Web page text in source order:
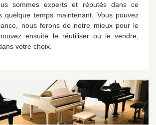
sommes experts et réputés dans ce
quelque temps maintenant. Vous pouvez
nous ferons de notre mieux pour le
ensuite le réutiliser ou le vendre,
votre choix.